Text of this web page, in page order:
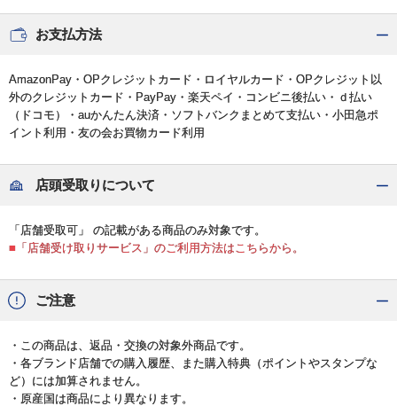
お支払方法
AmazonPay・OPクレジットカード・ロイヤルカード・OPクレジット以
外のクレジットカード・PayPay・楽天ペイ・コンビニ後払い・ｄ払い
（ドコモ）・auかんたん決済・ソフトバンクまとめて支払い・小田急ポ
イント利用・友の会お買物カード利用
店頭受取りについて
「店舗受取可」 の記載がある商品のみ対象です。
■「店舗受け取りサービス」のご利用方法はこちらから。
ご注意
・この商品は、返品・交換の対象外商品です。
・各ブランド店舗での購入履歴、また購入特典（ポイントやスタンプな
ど）には加算されません。
・原産国は商品により異なります。